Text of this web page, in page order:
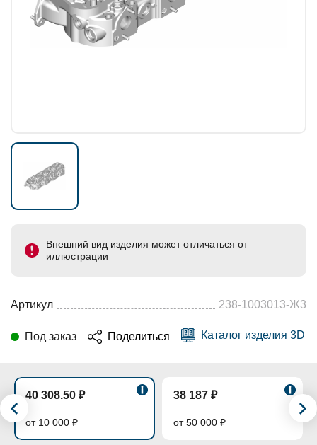
Внешний вид изделия может отличаться от
иллюстрации
Артикул 238-1003013-Ж3
Под заказ Поделиться Каталог изделия 3D
40 308.50 ₽
от 10 000 ₽
38 187 ₽
от 50 000 ₽